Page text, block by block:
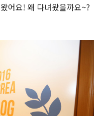
어요! 왜 다녀왔을까요~?